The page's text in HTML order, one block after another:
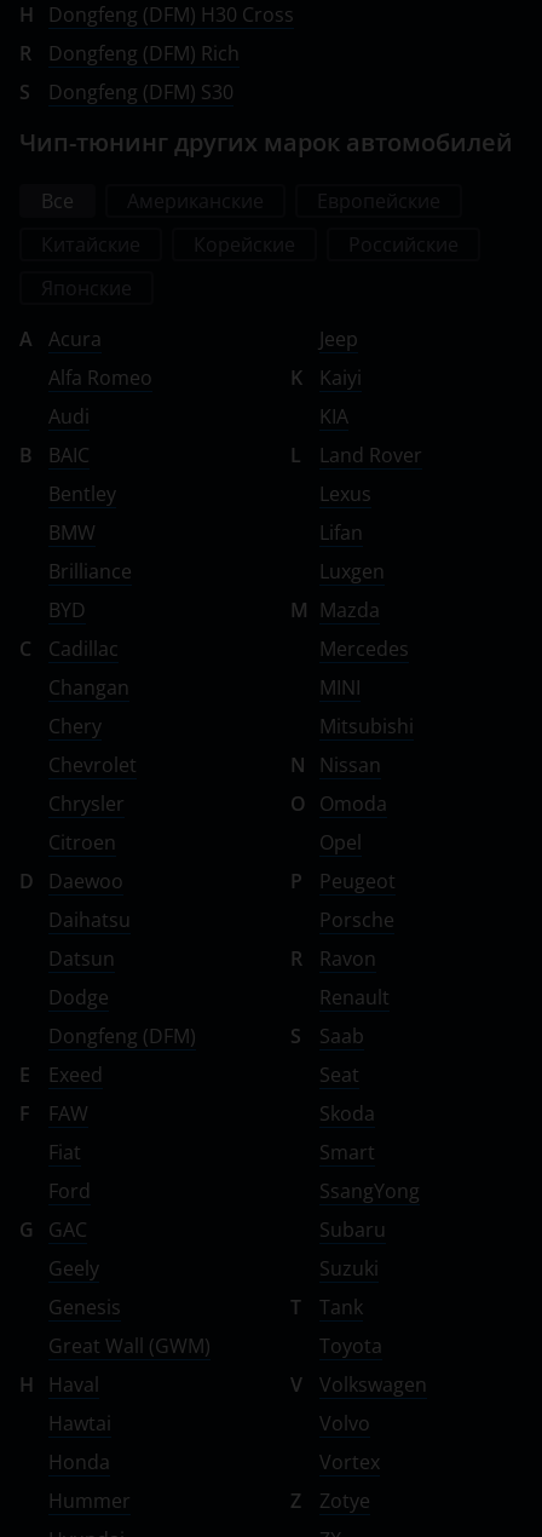
H
Dongfeng (DFM) H30 Cross
R
Dongfeng (DFM) Rich
S
Dongfeng (DFM) S30
Чип-тюнинг других марок автомобилей
Все
A
Acura
Alfa Romeo
Audi
B
BAIC
Bentley
BMW
Brilliance
BYD
C
Cadillac
Changan
Chery
Chevrolet
Chrysler
Citroen
D
Daewoo
Daihatsu
Datsun
Dodge
Dongfeng (DFM)
E
Exeed
F
FAW
Fiat
Ford
G
GAC
Geely
Genesis
Great Wall (GWM)
H
Haval
Hawtai
Honda
Hummer
Jeep
K
Kaiyi
KIA
L
Land Rover
Lexus
Lifan
Luxgen
M Mazda
Mercedes
MINI
Mitsubishi
N
Nissan
O
Omoda
Opel
P
Peugeot
Porsche
R
Ravon
Renault
S
Saab
Seat
Skoda
Smart
SsangYong
Subaru
Suzuki
T
Tank
Toyota
V
Volkswagen
Volvo
Vortex
Z
Zotye